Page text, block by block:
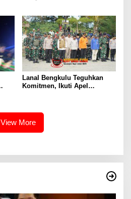
Lanal Bengkulu Teguhkan
Komitmen, Ikuti Apel
View More